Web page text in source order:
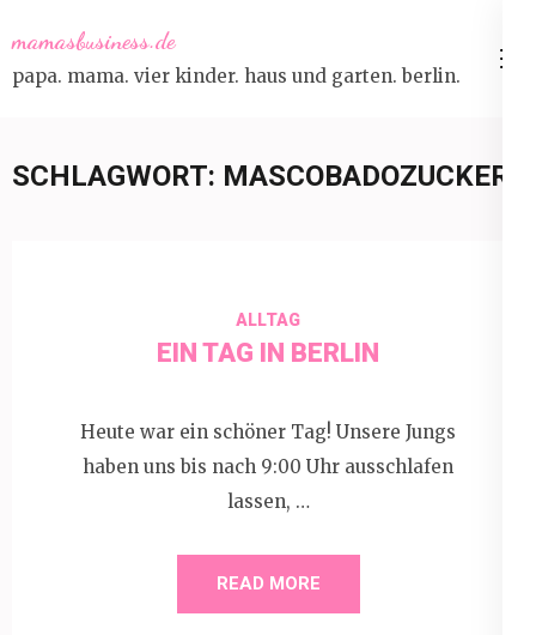
to
content
mamasbusiness.de
papa. mama. vier kinder. haus und garten. berlin.
SCHLAGWORT: MASCOBADOZUCKER
ALLTAG
EIN TAG IN BERLIN
Heute war ein schöner Tag! Unsere Jungs
haben uns bis nach 9:00 Uhr ausschlafen
lassen, …
READ MORE